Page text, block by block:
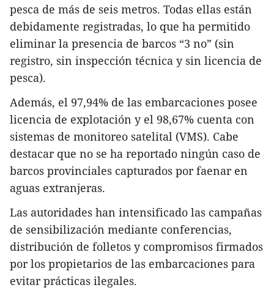
pesca de más de seis metros. Todas ellas están
debidamente registradas, lo que ha permitido
eliminar la presencia de barcos “3 no” (sin
registro, sin inspección técnica y sin licencia de
pesca).
Además, el 97,94% de las embarcaciones posee
licencia de explotación y el 98,67% cuenta con
sistemas de monitoreo satelital (VMS). Cabe
destacar que no se ha reportado ningún caso de
barcos provinciales capturados por faenar en
aguas extranjeras.
Las autoridades han intensificado las campañas
de sensibilización mediante conferencias,
distribución de folletos y compromisos firmados
por los propietarios de las embarcaciones para
evitar prácticas ilegales.